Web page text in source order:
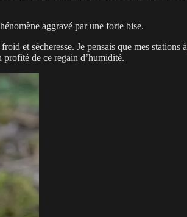
aggravé par une forte bise.
et sécheresse. Je pensais que mes stations à
profité de ce regain d’humidité.